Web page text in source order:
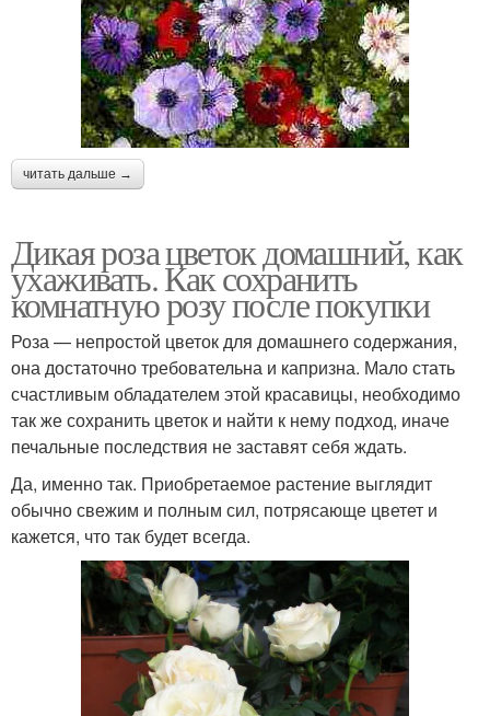
читать дальше →
Дикая роза цветок домашний, как
ухаживать. Как сохранить
комнатную розу после покупки
Роза — непростой цветок для домашнего содержания,
она достаточно требовательна и капризна. Мало стать
счастливым обладателем этой красавицы, необходимо
так же сохранить цветок и найти к нему подход, иначе
печальные последствия не заставят себя ждать.
Да, именно так. Приобретаемое растение выглядит
обычно свежим и полным сил, потрясающе цветет и
кажется, что так будет всегда.